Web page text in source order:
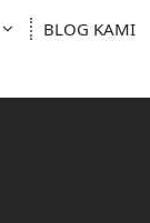
BLOG KAMI